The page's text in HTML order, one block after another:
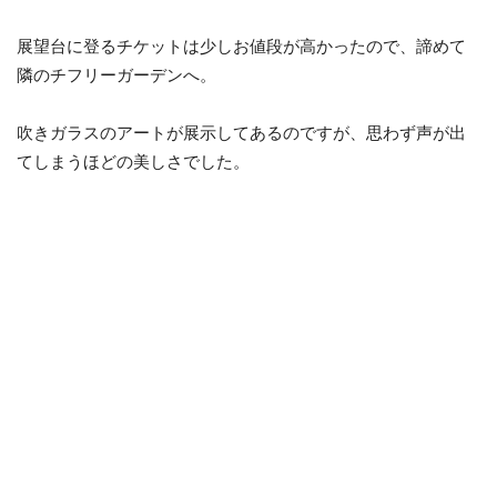
展望台に登るチケットは少しお値段が高かったので、諦めて
隣のチフリーガーデンへ。
吹きガラスのアートが展示してあるのですが、思わず声が出
てしまうほどの美しさでした。